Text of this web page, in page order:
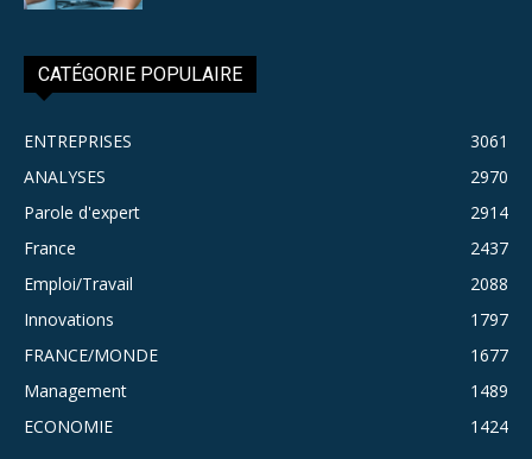
CATÉGORIE POPULAIRE
ENTREPRISES
3061
ANALYSES
2970
Parole d'expert
2914
France
2437
Emploi/Travail
2088
Innovations
1797
FRANCE/MONDE
1677
Management
1489
ECONOMIE
1424